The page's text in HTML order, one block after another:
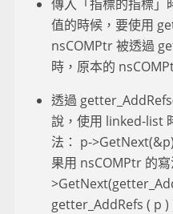
傳入「指標的指標」
值的時候，要使用
nsCOMPtr 被透過
時，原本的
透過
說，使用 linked-list
法： p-
果用 nsCOMPtr 的
getter_AddRefs ( p )